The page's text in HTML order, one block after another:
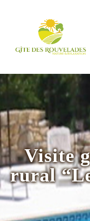
Visite
rural